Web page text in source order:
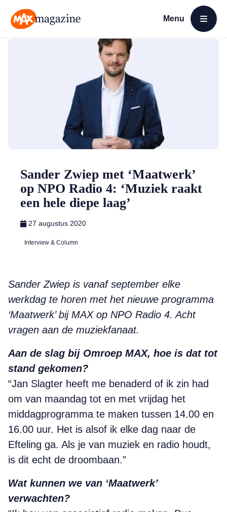
Menu
Open menu
Sander Zwiep met ‘Maatwerk’
op NPO Radio 4: ‘Muziek raakt
een hele diepe laag’
27 augustus 2020
Interview & Column
Sander Zwiep is vanaf september elke
werkdag te horen met het nieuwe programma
‘Maatwerk’ bij MAX op NPO Radio 4. Acht
vragen aan de muziekfanaat.
Aan de slag bij Omroep MAX, hoe is dat tot
stand gekomen?
“Jan Slagter heeft me benaderd of ik zin had
om van maandag tot en met vrijdag het
middag­programma te maken tussen 14.00 en
16.00 uur. Het is alsof ik elke dag naar de
Efteling ga. Als je van muziek en radio houdt,
is dit echt de droombaan.”
Wat kunnen we van ‘Maatwerk’
verwachten?